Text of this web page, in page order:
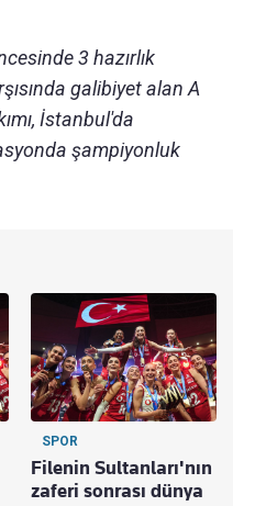
3 hazırlık
galibiyet alan A
İstanbul'da
şampiyonluk
SPOR
Filenin Sultanları'nın
zaferi sonrası dünya